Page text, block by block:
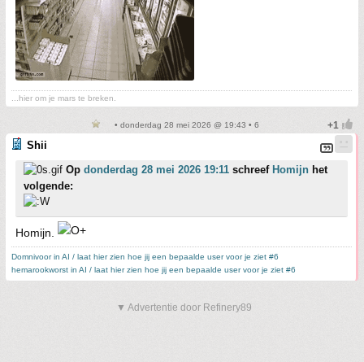
...hier om je mars te breken.
• donderdag 28 mei 2026 @ 19:43 • 6
Shii
Op donderdag 28 mei 2026 19:11 schreef Homijn het
volgende:
Homijn.
Domnivoor in AI / laat hier zien hoe jij een bepaalde user voor je ziet #6
hemarookworst in AI / laat hier zien hoe jij een bepaalde user voor je ziet #6
▼ Advertentie door Refinery89